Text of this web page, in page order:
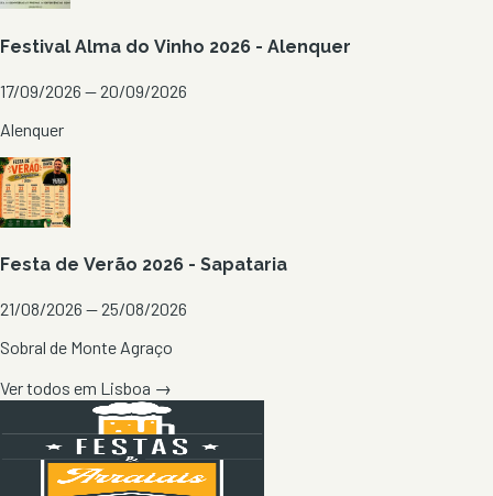
Festival Alma do Vinho 2026 - Alenquer
17/09/2026 — 20/09/2026
Alenquer
Festa de Verão 2026 - Sapataria
21/08/2026 — 25/08/2026
Sobral de Monte Agraço
Ver todos em Lisboa →